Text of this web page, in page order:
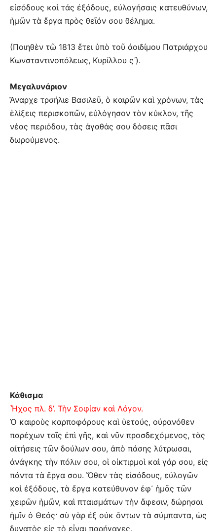
εἰσόδους καὶ τάς ἐξόδους, εὐλογήσαις κατευθύνων,
ἡμῶν τὰ ἔργα πρὸς θεῖόν σου θέλημα.
(Ποιηθὲν τῶ 1813 ἔτει ὑπὸ τοῦ ἀοιδίμου Πατριάρχου
Κωνσταντινοπόλεως, Κυρίλλου ς´).
Μεγαλυνάριον
Ἄναρχε τρσήλιε Βασιλεῦ, ὁ καιρῶν καὶ χρόνων, τὰς
ἑλίξεις περισκοπῶν, εὐλόγησον τὸν κύκλον, τῆς
νέας περιόδου, τὰς ἀγαθάς σου δόσεις πᾶσι
δωρούμενος.
Κάθισμα
Ἦχος πλ. δ’. Τὴν Σοφίαν καὶ Λόγον.
Ὁ καιροὺς καρποφόρους καὶ ὑετούς, οὐρανόθεν
παρέχων τοῖς ἐπὶ γῆς, καὶ νῦν προσδεχόμενος, τὰς
αἰτήσεις τῶν δούλων σου, ἀπὸ πάσης λύτρωσαι,
ἀνάγκης τὴν πόλιν σου, οἱ οἰκτιρμοὶ καὶ γάρ σου, εἰς
πάντα τὰ ἔργα σου. Ὅθεν τὰς εἰσόδους, εὐλογῶν
καὶ ἐξόδους, τὰ ἔργα κατεύθυνον ἐφ᾿ ἡμᾶς τῶν
χειρῶν ἡμῶν, καὶ πταισμάτων τὴν ἄφεσιν, δώρησαι
ἡμῖν ὁ Θεός· σὺ γὰρ ἐξ οὐκ ὄντων τὰ σύμπαντα, ὡς
δυνατὸς εἰς τὸ εἶναι παρήγαγες.